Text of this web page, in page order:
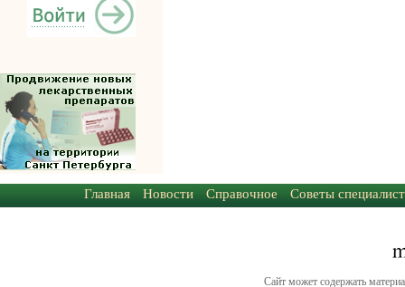
Главная Новости Справочное Советы
Сайт может содержать